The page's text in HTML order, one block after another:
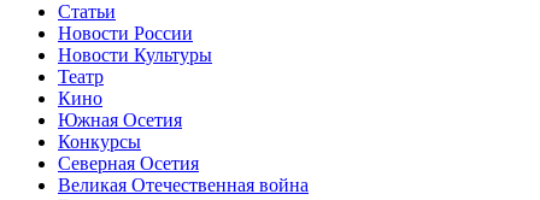
Статьи
Новости России
Новости Культуры
Театр
Кино
Южная Осетия
Конкурсы
Северная Осетия
Великая Отечественная война